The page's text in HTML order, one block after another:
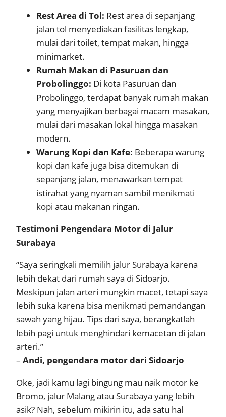
Rest Area di Tol: Rest area di sepanjang
jalan tol menyediakan fasilitas lengkap,
mulai dari toilet, tempat makan, hingga
minimarket.
Rumah Makan di Pasuruan dan
Probolinggo: Di kota Pasuruan dan
Probolinggo, terdapat banyak rumah makan
yang menyajikan berbagai macam masakan,
mulai dari masakan lokal hingga masakan
modern.
Warung Kopi dan Kafe: Beberapa warung
kopi dan kafe juga bisa ditemukan di
sepanjang jalan, menawarkan tempat
istirahat yang nyaman sambil menikmati
kopi atau makanan ringan.
Testimoni Pengendara Motor di Jalur
Surabaya
“Saya seringkali memilih jalur Surabaya karena
lebih dekat dari rumah saya di Sidoarjo.
Meskipun jalan arteri mungkin macet, tetapi saya
lebih suka karena bisa menikmati pemandangan
sawah yang hijau. Tips dari saya, berangkatlah
lebih pagi untuk menghindari kemacetan di jalan
arteri.”
– Andi, pengendara motor dari Sidoarjo
Oke, jadi kamu lagi bingung mau naik motor ke
Bromo, jalur Malang atau Surabaya yang lebih
asik? Nah, sebelum mikirin itu, ada satu hal